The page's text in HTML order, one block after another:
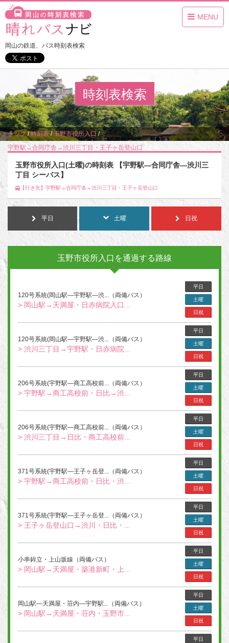
MENU
岡山の鉄道、バス時刻表検索
時刻表検索
トップ/時刻表/玉野市役所入口/
宇野駅→合同庁舎→渋川三丁目・王子ヶ岳登山口/
玉野市役所入口(土曜)の時刻表 【宇野駅―合同庁舎―渋川三
丁目 シーバス】
【行き先】宇野駅→合同庁舎→渋川三丁目・王子ヶ岳登山口
平日 土曜 日祝
玉野市役所入口を通過する路線
120号系統(岡山駅―宇野駅―渋...（両備バス）
> 岡山駅→天満屋・日赤病院入口...
平日
土曜
日祝
120号系統(岡山駅―宇野駅―渋...（両備バス）
> 渋川三丁目→宇野駅・日赤病院...
平日
土曜
日祝
206号系統(宇野駅―商工高校前...（両備バス）
> 宇野駅→商工高校前・日比→渋...
平日
土曜
日祝
206号系統(宇野駅―商工高校前...（両備バス）
> 渋川三丁目→日比・商工高校前...
平日
土曜
日祝
371号系統(宇野駅―王子ヶ岳登...（両備バス）
> 宇野駅→商工高校前・日比・渋...
平日
土曜
日祝
371号系統(宇野駅―王子ヶ岳登...（両備バス）
> 王子ヶ岳登山口→渋川・日比・...
平日
土曜
日祝
小串鉾立・上山坂線（両備バス）
> 岡山駅→天満屋・築港新町・上...
平日
土曜
日祝
岡山駅―天満屋・荘内―宇野駅...（両備バス）
> 岡山駅→天満屋・荘内・玉野市...
平日
土曜
日祝
平日